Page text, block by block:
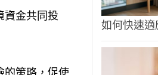
資金共同投
如何快速